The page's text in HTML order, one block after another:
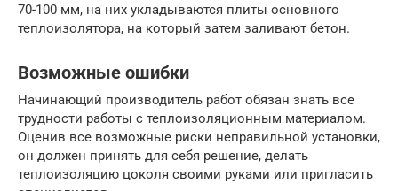
70-100 мм, на них укладываются плиты основного
теплоизолятора, на который затем заливают бетон.
Возможные ошибки
Начинающий производитель работ обязан знать все
трудности работы с теплоизоляционным материалом.
Оценив все возможные риски неправильной установки,
он должен принять для себя решение, делать
теплоизоляцию цоколя своими руками или пригласить